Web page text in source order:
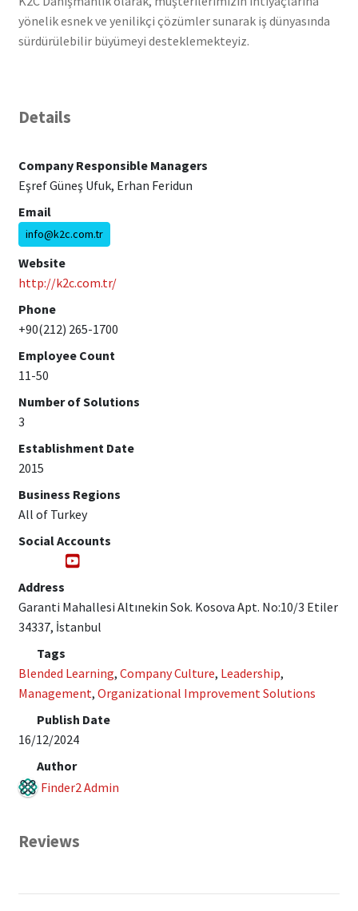
yönelik esnek ve yenilikçi çözümler sunarak iş dünyasında
sürdürülebilir büyümeyi desteklemekteyiz.
Details
Company Responsible Managers
Eşref Güneş Ufuk, Erhan Feridun
Email
info@k2c.com.tr
Website
http://k2c.com.tr/
Phone
+90(212) 265-1700
Employee Count
11-50
Number of Solutions
3
Establishment Date
2015
Business Regions
All of Turkey
Social Accounts
Address
Garanti Mahallesi Altınekin Sok. Kosova Apt. No:10/3 Etiler
34337, İstanbul
Tags
Blended Learning, Company Culture, Leadership,
Management, Organizational Improvement Solutions
Publish Date
16/12/2024
Author
Finder2 Admin
Reviews